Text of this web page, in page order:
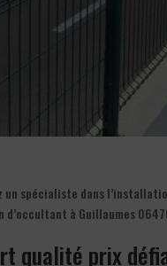
spécialiste dans
à Guillaumes
qualité prix